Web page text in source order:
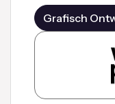
Grafisch